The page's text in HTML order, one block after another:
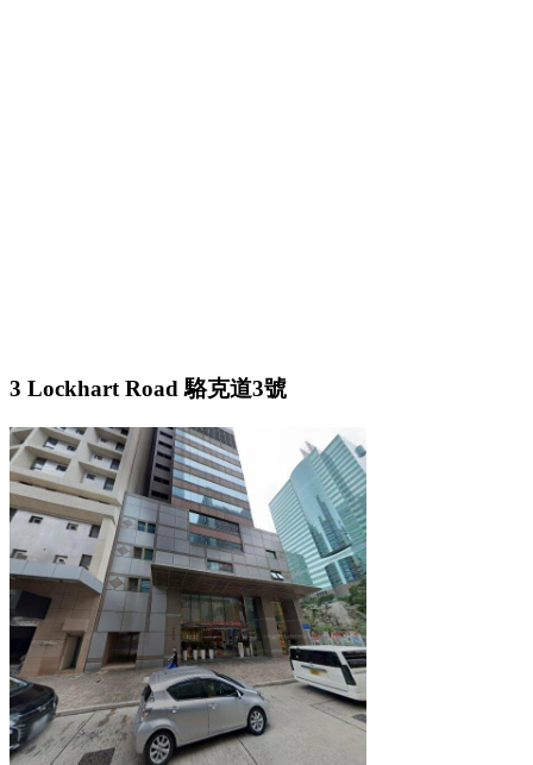
3 Lockhart Road 駱克道3號